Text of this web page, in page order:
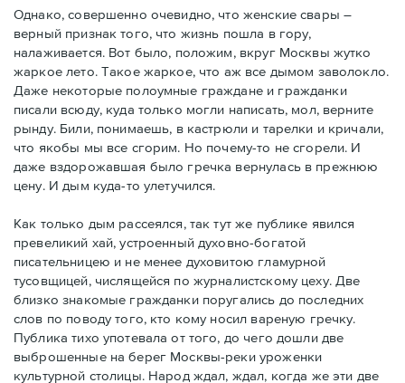
Однако, совершенно очевидно, что женские свары –
верный признак того, что жизнь пошла в гору,
налаживается. Вот было, положим, вкруг Москвы жутко
жаркое лето. Такое жаркое, что аж все дымом заволокло.
Даже некоторые полоумные граждане и гражданки
писали всюду, куда только могли написать, мол, верните
рынду. Били, понимаешь, в кастрюли и тарелки и кричали,
что якобы мы все сгорим. Но почему-то не сгорели. И
даже вздорожавшая было гречка вернулась в прежнюю
цену. И дым куда-то улетучился.
Как только дым рассеялся, так тут же публике явился
превеликий хай, устроенный духовно-богатой
писательницею и не менее духовитою гламурной
тусовщицей, числящейся по журналистскому цеху. Две
близко знакомые гражданки поругались до последних
слов по поводу того, кто кому носил вареную гречку.
Публика тихо употевала от того, до чего дошли две
выброшенные на берег Москвы-реки уроженки
культурной столицы. Народ ждал, ждал, когда же эти две